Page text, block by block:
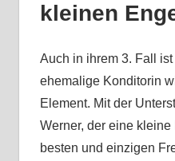
kleinen
Auch in ihrem 3. Fall
ehemalige Konditorin
Element. Mit der
Werner, der eine
besten und einzigen